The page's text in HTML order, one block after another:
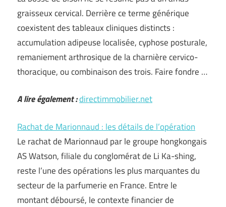
graisseux cervical. Derrière ce terme générique
coexistent des tableaux cliniques distincts :
accumulation adipeuse localisée, cyphose posturale,
remaniement arthrosique de la charnière cervico-
thoracique, ou combinaison des trois. Faire fondre …
A lire également :directimmobilier.net
Rachat de Marionnaud : les détails de l’opération
Le rachat de Marionnaud par le groupe hongkongais
AS Watson, filiale du conglomérat de Li Ka-shing,
reste l’une des opérations les plus marquantes du
secteur de la parfumerie en France. Entre le
montant déboursé, le contexte financier de